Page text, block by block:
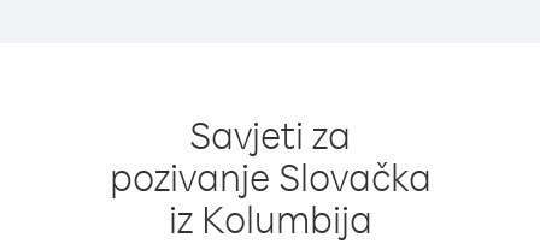
Savjeti za
pozivanje Slovačka
iz Kolumbija